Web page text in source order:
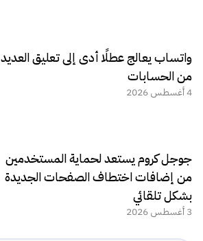
واتساب يعالج عطلًا أدى إلى تعليق العديد
من الحسابات
4 أغسطس 2026
جوجل كروم يستعد لحماية المستخدمين
من إضافات اختطاف الصفحات الجديدة
بشكل تلقائي
3 أغسطس 2026